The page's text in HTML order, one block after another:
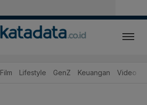
Film Lifestyle GenZ Keuangan Video